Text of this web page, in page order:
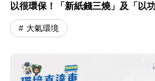
以很環保！「新紙錢三燒」及「以功
大氣環境